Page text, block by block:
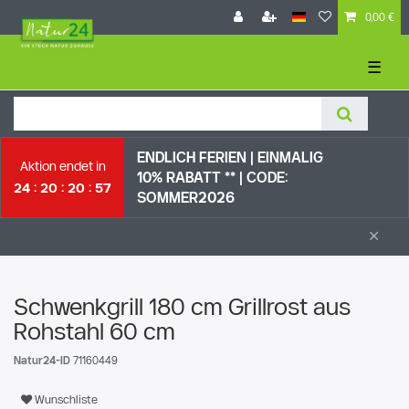
0,00 €
☰
Aktion endet in
24
20 20 56
ENDLICH FERIEN | EI NMALIG
10% RABATT ** | CODE:
SOMMER2026
×
Schwenkgrill 180 cm Grillrost aus
Rohstahl 60 cm
Natur24-ID 71160449
Wunschliste